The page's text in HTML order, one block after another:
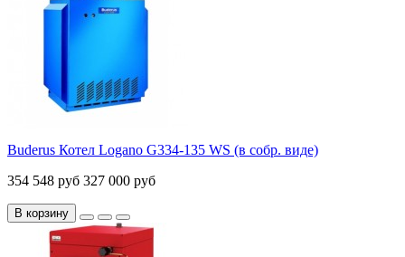
Buderus Котел Logano G334-135 WS (в собр. виде)
354 548 руб 327 000 руб
В корзину